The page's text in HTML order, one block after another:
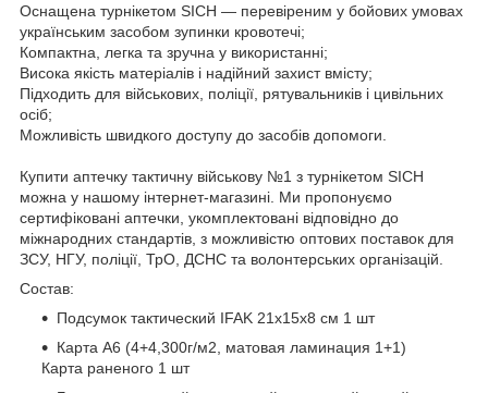
Оснащена турнікетом SICH — перевіреним у бойових умовах
українським засобом зупинки кровотечі;
Компактна, легка та зручна у використанні;
Висока якість матеріалів і надійний захист вмісту;
Підходить для військових, поліції, рятувальників і цивільних
осіб;
Можливість швидкого доступу до засобів допомоги.
Купити аптечку тактичну військову №1 з турнікетом SICH
можна у нашому інтернет-магазині. Ми пропонуємо
сертифіковані аптечки, укомплектовані відповідно до
міжнародних стандартів, з можливістю оптових поставок для
ЗСУ, НГУ, поліції, ТрО, ДСНС та волонтерських організацій.
Состав:
Подсумок тактический IFAK 21х15х8 см 1 шт
Карта А6 (4+4,300г/м2, матовая ламинация 1+1)
Карта раненого 1 шт